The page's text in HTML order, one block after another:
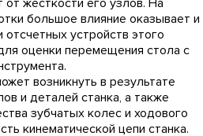
от жесткости его узлов. На
большое влияние оказывает и
устройств этого
оценки перемещения стола с
возникнуть в результате
и деталей станка, а также
зубчатых колес и ходового
кинематической цепи станка.